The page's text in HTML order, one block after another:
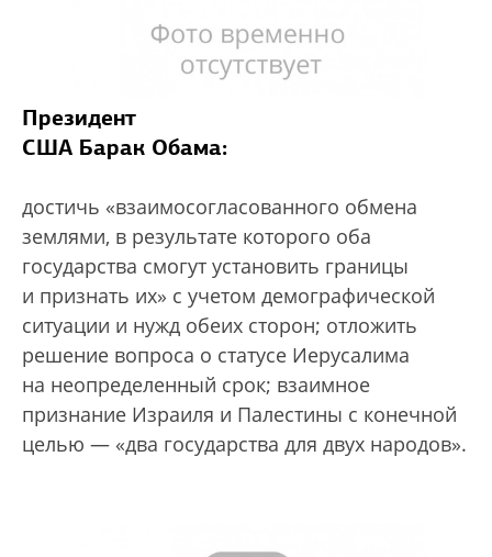
Президент
США Барак Обама:
достичь «взаимосогласованного обмена
землями, в результате которого оба
государства смогут установить границы
и признать их» с учетом демографической
ситуации и нужд обеих сторон; отложить
решение вопроса о статусе Иерусалима
на неопределенный срок; взаимное
признание Израиля и Палестины с конечной
целью — «два государства для двух народов».